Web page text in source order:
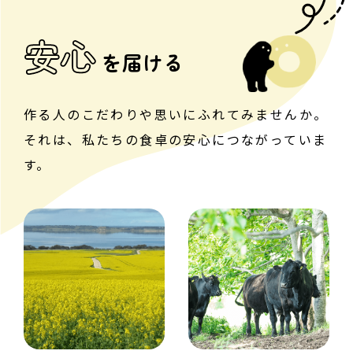
安心 を届ける
作る人のこだわりや思いにふれてみませんか。
それは、私たちの食卓の安心につながっていま
す。